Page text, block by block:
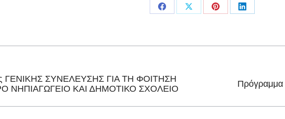
Share
Facebook
Share
X
Share
Pinterest
Share
LinkedIn
ΣΥΝΕΛΕΥΣΗΣ ΓΙΑ ΤΗ ΦΟΙΤΗΣΗ
ΝΗΠΙΑΓΩΓΕΙΟ ΚΑΙ ΔΗΜΟΤΙΚΟ ΣΧΟΛΕΙΟ
Πρόγραμμα